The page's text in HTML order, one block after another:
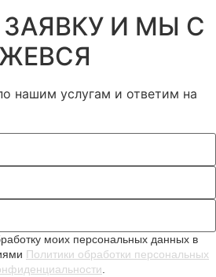
И МЫ С
нашим услугам и ответим на
моих персональных данных в
Политики обработки персональных
.